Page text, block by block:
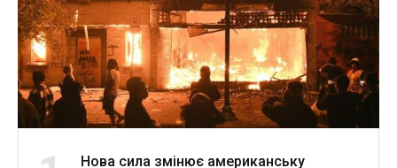
Нова сила змінює американську